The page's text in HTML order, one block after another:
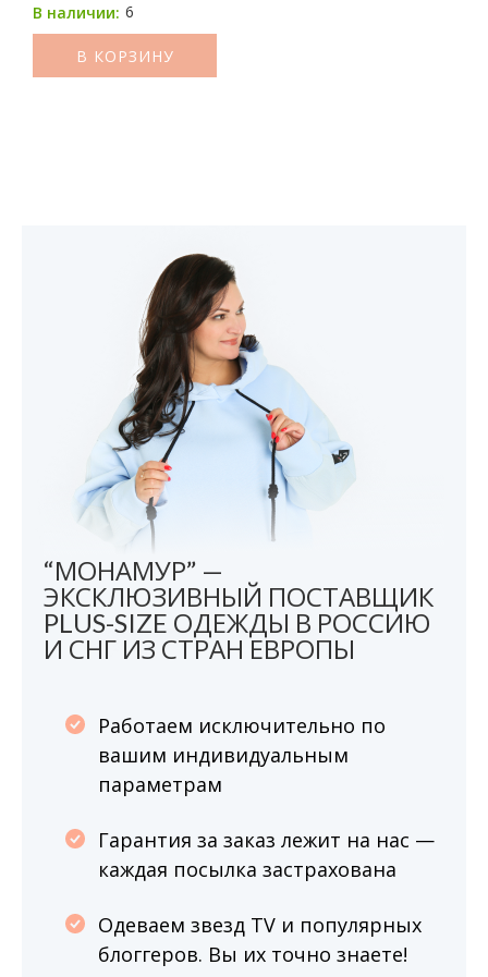
В наличии: 6
В КОРЗИНУ
“МОНАМУР” —
ЭКСКЛЮЗИВНЫЙ ПОСТАВЩИК
PLUS-SIZE ОДЕЖДЫ В РОССИЮ
И СНГ ИЗ СТРАН ЕВРОПЫ
Работаем исключительно по
вашим индивидуальным
параметрам
Гарантия за заказ лежит на нас —
каждая посылка застрахована
Одеваем звезд TV и популярных
блоггеров. Вы их точно знаете!